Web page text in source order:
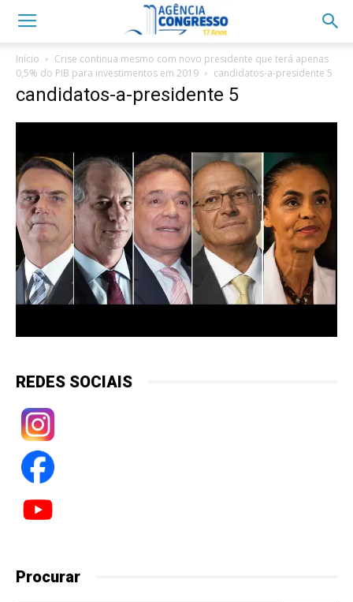
Início
Crise continua mesmo com novo presidente que terá apenas
0,5% do PIB para investimentos em 2019
candidatos-a-presidente 5
candidatos-a-presidente 5
REDES SOCIAIS
Procurar